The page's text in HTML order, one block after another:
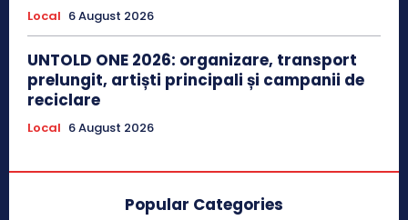
Local 6 August 2026
UNTOLD ONE 2026: organizare, transport
prelungit, artiști principali și campanii de
reciclare
Local 6 August 2026
Popular Categories